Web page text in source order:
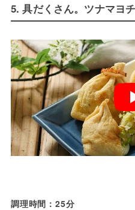
5. 具だくさん。ツナマヨ
調理時間：25分